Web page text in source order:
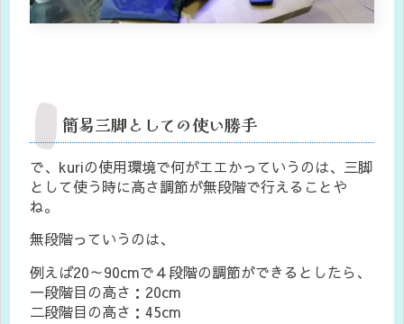
簡易三脚としての使い勝手
で、kuriの使用環境で何がエエかっていうのは、三脚
として使う時に高さ調節が無段階で行えることや
ね。
無段階っていうのは、
例えば20～90cmで４段階の調節ができるとしたら、
一段階目の高さ：20cm
二段階目の高さ：45cm